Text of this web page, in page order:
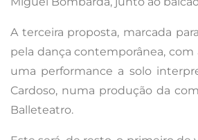
A terceira proposta, marcada
pela dança contemporânea, com
uma performance a solo
Cardoso, numa produção da
Balleteatro.